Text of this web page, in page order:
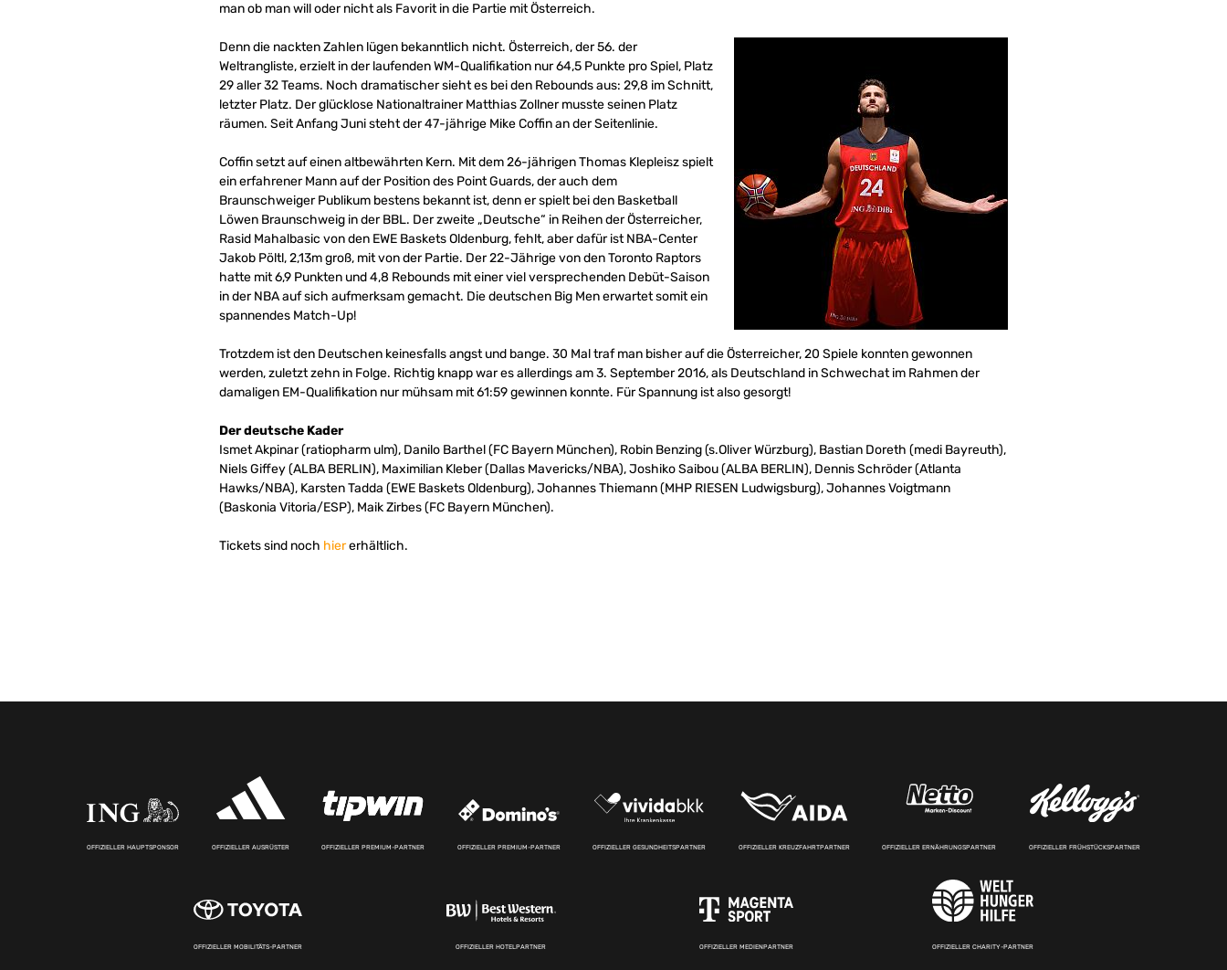
man ob man will oder nicht als Favorit in die Partie mit Österreich.
Denn die nackten Zahlen lügen bekanntlich nicht. Österreich, der 56. der
Weltrangliste, erzielt in der laufenden WM-Qualifikation nur 64,5 Punkte pro Spiel, Platz
29 aller 32 Teams. Noch dramatischer sieht es bei den Rebounds aus: 29,8 im Schnitt,
letzter Platz. Der glücklose Nationaltrainer Matthias Zollner musste seinen Platz
räumen. Seit Anfang Juni steht der 47-jährige Mike Coffin an der Seitenlinie.
Coffin setzt auf einen altbewährten Kern. Mit dem 26-jährigen Thomas Klepleisz spielt
ein erfahrener Mann auf der Position des Point Guards, der auch dem
Braunschweiger Publikum bestens bekannt ist, denn er spielt bei den Basketball
Löwen Braunschweig in der BBL. Der zweite „Deutsche“ in Reihen der Österreicher,
Rasid Mahalbasic von den EWE Baskets Oldenburg, fehlt, aber dafür ist NBA-Center
Jakob Pöltl, 2,13m groß, mit von der Partie. Der 22-Jährige von den Toronto Raptors
hatte mit 6,9 Punkten und 4,8 Rebounds mit einer viel versprechenden Debüt-Saison
in der NBA auf sich aufmerksam gemacht. Die deutschen Big Men erwartet somit ein
spannendes Match-Up!
Trotzdem ist den Deutschen keinesfalls angst und bange. 30 Mal traf man bisher auf die Österreicher, 20 Spiele konnten gewonnen
werden, zuletzt zehn in Folge. Richtig knapp war es allerdings am 3. September 2016, als Deutschland in Schwechat im Rahmen der
damaligen EM-Qualifikation nur mühsam mit 61:59 gewinnen konnte. Für Spannung ist also gesorgt!
Der deutsche Kader
Ismet Akpinar (ratiopharm ulm), Danilo Barthel (FC Bayern München), Robin Benzing (s.Oliver Würzburg), Bastian Doreth (medi Bayreuth),
Niels Giffey (ALBA BERLIN), Maximilian Kleber (Dallas Mavericks/NBA), Joshiko Saibou (ALBA BERLIN), Dennis Schröder (Atlanta
Hawks/NBA), Karsten Tadda (EWE Baskets Oldenburg), Johannes Thiemann (MHP RIESEN Ludwigsburg), Johannes Voigtmann
(Baskonia Vitoria/ESP), Maik Zirbes (FC Bayern München).
Tickets sind noch hiererhältlich.
OFFIZIELLER HAUPTSPONSOR OFFIZIELLER AUSRÜSTER OFFIZIELLER PREMIUM-PARTNER OFFIZIELLER PREMIUM-PARTNER OFFIZIELLER GESUNDHEITSPARTNER OFFIZIELLER KREUZFAHRTPARTNER OFFIZIELLER ERNÄHRUNGSPARTNER OFFIZIELLER FRÜHSTÜCKSPARTNER
OFFIZIELLER MOBILITÄTS-PARTNER OFFIZIELLER HOTELPARTNER OFFIZIELLER MEDIENPARTNER OFFIZIELLER CHARITY-PARTNER